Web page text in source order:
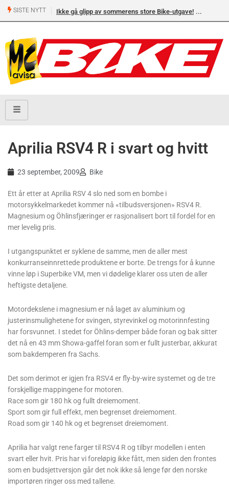
SISTE NYTT Ikke gå glipp av sommerens store Bike-utgave!
Aprilia RSV4 R i svart og hvitt
23 september, 2009 Bike
Ett år etter at Aprilia RSV 4 slo ned som en bombe i
motorsykkelmarkedet kommer nå «tilbudsversjonen» RSV4 R.
Magnesium og Öhlinsfjæringer er rasjonalisert bort til fordel for en
mer levelig pris.
I utgangspunktet er syklene de samme, men de aller mest
konkurranseinnrettede produktene er borte. De trengs for å kunne
vinne løp i Superbike VM, men vi dødelige klarer oss uten de aller
heftigste detaljene.
Motordekslene i magnesium er nå laget av aluminium og
justerinsmulighetene for svingen, styrevinkel og motorinnfesting
har forsvunnet. I stedet for Öhlins-demper både foran og bak sitter
det nå en 43 mm Showa-gaffel foran som er fullt justerbar, akkurat
som bakdemperen fra Sachs.
Det som derimot er igjen fra RSV4 er fly-by-wire systemet og de tre
forskjellige mappingene for motoren.
Race som gir 180 hk og fullt dreiemoment.
Sport som gir full effekt, men begrenset dreiemoment.
Road som gir 140 hk og et begrenset dreiemoment.
Aprilia har valgt rene farger til RSV4 R og tilbyr modellen i enten
svart eller hvit. Pris har vi foreløpig ikke fått, men siden den frontes
som en budsjettversjon går det nok ikke så lenge før den norske
importøren ringer oss med tallene.